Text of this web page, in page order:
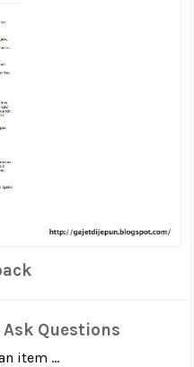
Ask Questions
item ...